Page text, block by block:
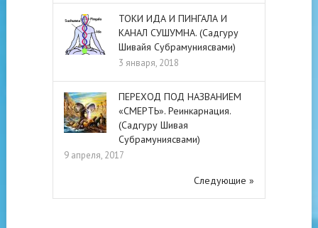
ТОКИ ИДА И ПИНГАЛА И
КАНАЛ СУШУМНА. (Садгуру
Шивайя Субрамуниясвами)
3 января, 2018
ПЕРЕХОД ПОД НАЗВАНИЕМ
«СМЕРТЬ». Реинкарнация.
(Садгуру Шивая
Субрамуниясвами)
9 апреля, 2017
Следующие »